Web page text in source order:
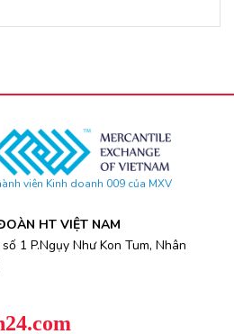
viên Kinh doanh 009 của MXV
HT VIỆT NAM
1 P.Ngụy Như Kon Tum, Nhân